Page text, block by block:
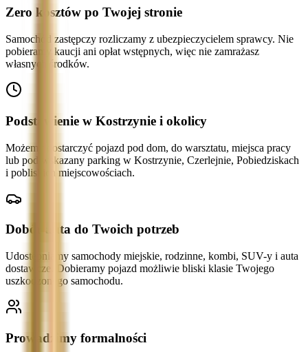
Zero kosztów po Twojej stronie
Samochód zastępczy rozliczamy z ubezpieczycielem sprawcy. Nie
pobieramy kaucji ani opłat wstępnych, więc nie zamrażasz
własnych środków.
Podstawienie w Kostrzynie i okolicy
Możemy dostarczyć pojazd pod dom, do warsztatu, miejsca pracy
lub pod wskazany parking w Kostrzynie, Czerlejnie, Pobiedziskach
i pobliskich miejscowościach.
Dobór auta do Twoich potrzeb
Udostępniamy samochody miejskie, rodzinne, kombi, SUV-y i auta
dostawcze. Dobieramy pojazd możliwie bliski klasie Twojego
uszkodzonego samochodu.
Prowadzimy formalności